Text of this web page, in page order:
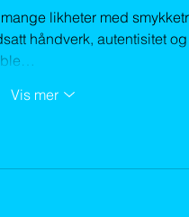
likheter med
håndverk, autentisitet
Vis mer